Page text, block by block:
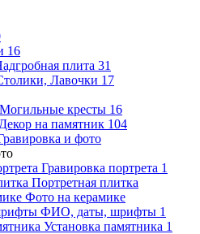
16
плита 31
Лавочки 17
Могильные кресты 16
Декор на памятник 104
и фото
Гравировка портрета 1
Портретная плитка
Фото на керамике
ФИО, даты, шрифты 1
Установка памятника 1